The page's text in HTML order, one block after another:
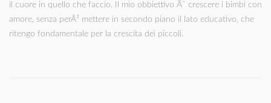
il cuore in quello che faccio. Il mio obbiettivo Ã¨ crescere i bimbi con
amore, senza perÃ² mettere in secondo piano il lato educativo, che
ritengo fondamentale per la crescita dei piccoli.